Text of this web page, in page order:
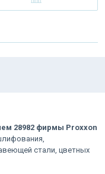
28982 фирмы Proxxon
стали, цветных